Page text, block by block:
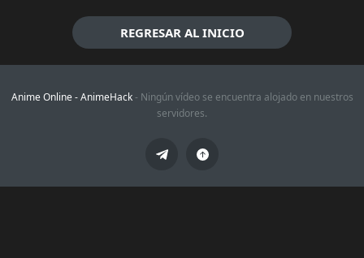
REGRESAR AL INICIO
Anime Online -AnimeHack- Ningún vídeo se encuentra alojado en nuestros
servidores.